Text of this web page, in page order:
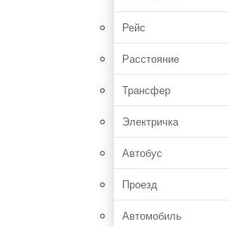
Рейс
Расстояние
Трансфер
Электричка
Автобус
Проезд
Автомобиль